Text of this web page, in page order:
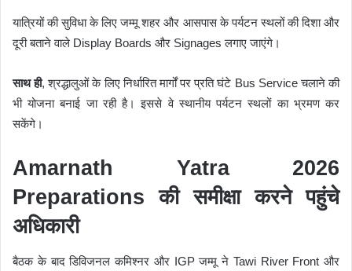
यात्रियों की सुविधा के लिए जम्मू शहर और आसपास के पर्यटन स्थलों की दिशा और
दूरी बताने वाले Display Boards और Signages लगाए जाएंगे।
साथ ही, श्रद्धालुओं के लिए निर्धारित मार्गों पर प्रति घंटे Bus Service चलाने की
भी योजना बनाई जा रही है। इससे वे स्थानीय पर्यटन स्थलों का भ्रमण कर
सकेंगे।
Amarnath Yatra 2026
Preparations की समीक्षा करने पहुंचे
अधिकारी
बैठक के बाद डिविजनल कमिश्नर और IGP जम्मू ने Tawi River Front और